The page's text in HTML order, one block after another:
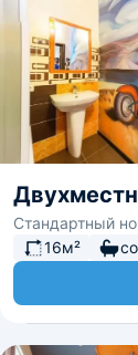
Стандартный
16м²